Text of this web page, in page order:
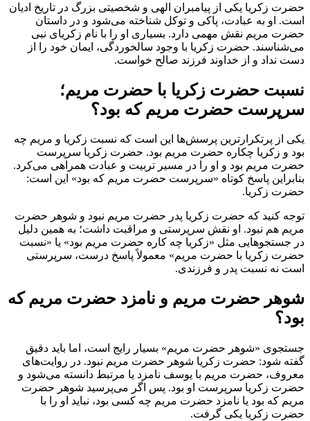
حضرت زکریا یکی از پیامبران الهی و شخصیتی بزرگ در تاریخ ادیان
است. او به عبادت، پاکی و توکل شناخته می‌شود و در داستان
حضرت مریم نقش مهمی دارد. بسیاری او را با نام زکریای نبی
می‌شناسند. حضرت زکریا با وجود سالخوردگی، ایمان خود را از
دست نداد و از خداوند فرزند صالح خواست.
نسبت حضرت زکریا با حضرت مریم؛
سرپرست حضرت مریم که بود؟
یکی از پرتکرارترین پرسش‌ها این است که نسبت زکریا و مریم چه
بود و زکریا چکاره حضرت مریم بود. حضرت زکریا سرپرست
حضرت مریم بود و او را در مسیر تربیت و عبادت همراهی می‌کرد.
بنابراین پاسخ کوتاه «سرپرست حضرت مریم که بود» این است:
حضرت زکریا.
توجه کنید که حضرت زکریا پدر حضرت مریم نبود و شوهر حضرت
مریم هم نبود. او نقش سرپرستی و مراقبت داشت؛ به همین دلیل
در جستجوهایی مثل «زکریا چه کاره حضرت مریم بود» یا «نسبت
حضرت زکریا با حضرت مریم» معمولاً پاسخ درست، سرپرستی
است نه نسبت پدر و فرزندی.
شوهر حضرت مریم و نامزد حضرت مریم که
بود؟
جستجوی «شوهر حضرت مریم» بسیار رایج است، اما باید دقیق
گفته شود: حضرت زکریا شوهر حضرت مریم نبود. در روایت‌های
معروف، حضرت مریم با یوسف نامزد یا مرتبط دانسته می‌شود و
حضرت زکریا سرپرست او بود. پس اگر می‌پرسید شوهر حضرت
مریم که بود یا نامزد حضرت مریم چه کسی بود، نباید او را با
حضرت زکریا یکی گرفت.